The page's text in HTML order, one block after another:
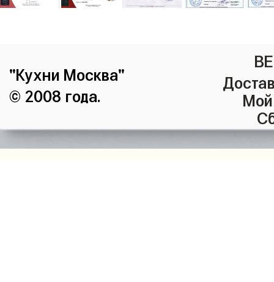
"Кухни Москва"
© 2008 года.